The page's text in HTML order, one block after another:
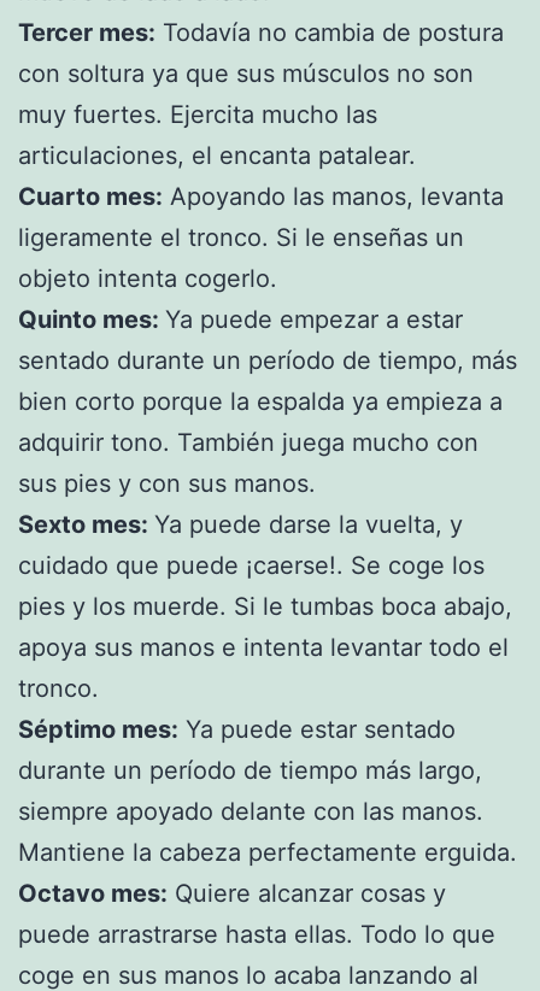
Tercer mes: Todavía no cambia de postura
con soltura ya que sus músculos no son
muy fuertes. Ejercita mucho las
articulaciones, el encanta patalear.
Cuarto mes: Apoyando las manos, levanta
ligeramente el tronco. Si le enseñas un
objeto intenta cogerlo.
Quinto mes: Ya puede empezar a estar
sentado durante un período de tiempo, más
bien corto porque la espalda ya empieza a
adquirir tono. También juega mucho con
sus pies y con sus manos.
Sexto mes: Ya puede darse la vuelta, y
cuidado que puede ¡caerse!. Se coge los
pies y los muerde. Si le tumbas boca abajo,
apoya sus manos e intenta levantar todo el
tronco.
Séptimo mes: Ya puede estar sentado
durante un período de tiempo más largo,
siempre apoyado delante con las manos.
Mantiene la cabeza perfectamente erguida.
Octavo mes: Quiere alcanzar cosas y
puede arrastrarse hasta ellas. Todo lo que
coge en sus manos lo acaba lanzando al